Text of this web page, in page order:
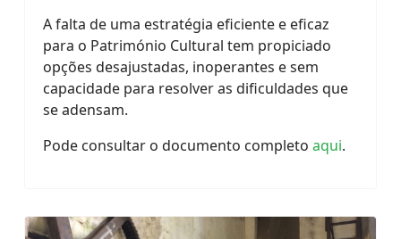
A falta de uma estratégia eficiente e eficaz
para o Património Cultural tem propiciado
opções desajustadas, inoperantes e sem
capacidade para resolver as dificuldades que
se adensam.
Pode consultar o documento completo aqui.